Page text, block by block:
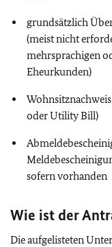
grundsätzlich
(meist nicht
mehrsprachigen
Eheurkunden)
oder Utility Bill)
sofern vorhanden
Wie ist der
Die aufgelisteten